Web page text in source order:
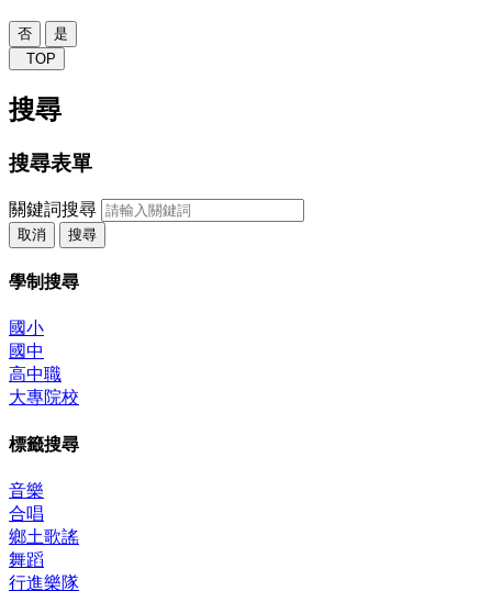
否
是
TOP
搜尋
搜尋表單
關鍵詞搜尋
取消 搜尋
學制搜尋
國小
國中
高中職
大專院校
標籤搜尋
音樂
合唱
鄉土歌謠
舞蹈
行進樂隊